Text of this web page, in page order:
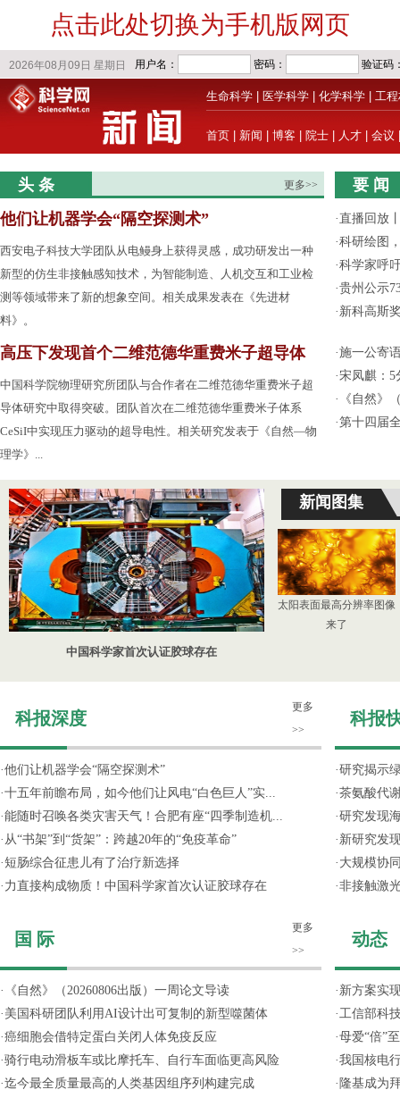
点击此处切换为手机版网页
生命科学 医学科学 化学科学 工
首页 新闻 博客 院士 人才 会议
头 条 更多>>
他们让机器学会“隔空探测术”
西安电子科技大学团队从电鳗身上获得灵感，成功研发出一种
新型的仿生非接触感知技术，为智能制造、人机交互和工业检
测等领域带来了新的想象空间。相关成果发表在《先进材
料》。
高压下发现首个二维范德华重费米子超导体
中国科学院物理研究所团队与合作者在二维范德华重费米子超
导体研究中取得突破。团队首次在二维范德华重费米子体系
CeSiI中实现压力驱动的超导电性。相关研究发表于《自然—物
理学》...
要 闻
·直播回放
·科研绘图
·科学家呼
·贵州公示
· 新科高斯
·施一公寄
·宋凤麒：5
·
《自然》
·第十四届
中国科学家首次认证胶球存在
新闻图集
太阳表面最高分辨率图像
来了
科报深度
更多
>>
·他们让机器学会“隔空探测术”
·十五年前瞻布局，如今他们让风电“白色巨人”实...
·能随时召唤各类灾害天气！合肥有座“四季制造机...
· 从“书架”到“货架”：跨越20年的“免疫革命”
· 短肠综合征患儿有了治疗新选择
· 力直接构成物质！中国科学家首次认证胶球存在
国 际
更多
>>
·
《自然》（20260806出版）一周论文导读
· 美国科研团队利用AI设计出可复制的新型噬菌体
·癌细胞会借特定蛋白关闭人体免疫反应
·骑行电动滑板车或比摩托车、自行车面临更高风险
·迄今最全质量最高的人类基因组序列构建完成
科报
·研究揭示
·茶氨酸代
·研究发现
· 新研究发
· 大规模协
·非接触激
动态
· 新方案实
·工信部科
·母爱“倍”
·我国核电
· 隆基成为